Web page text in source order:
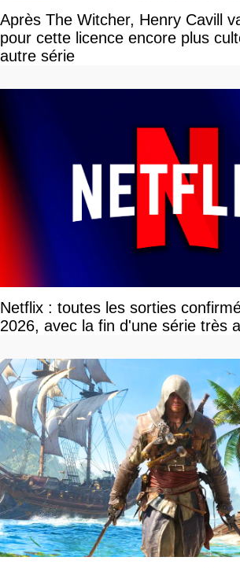
Après The Witcher, Henry Cavill
pour cette licence encore plus
autre série
Netflix : toutes les sorties
2026, avec la fin d'une série très